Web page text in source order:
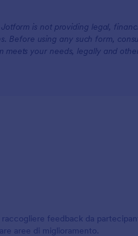
is not providing legal,
Before using any such form,
your needs, legally and
feedback da
aree di miglioramento.